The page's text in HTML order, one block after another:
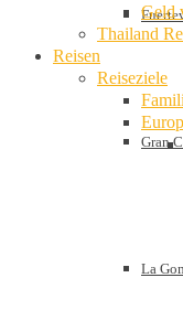
Gran
La
Geld
Thailand
Reisen
Reiseziele